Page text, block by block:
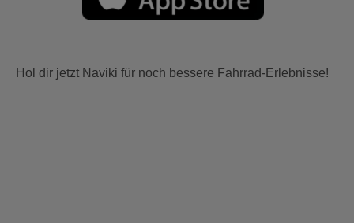
Hol dir jetzt Naviki für noch bessere Fahrrad-Erlebnisse!